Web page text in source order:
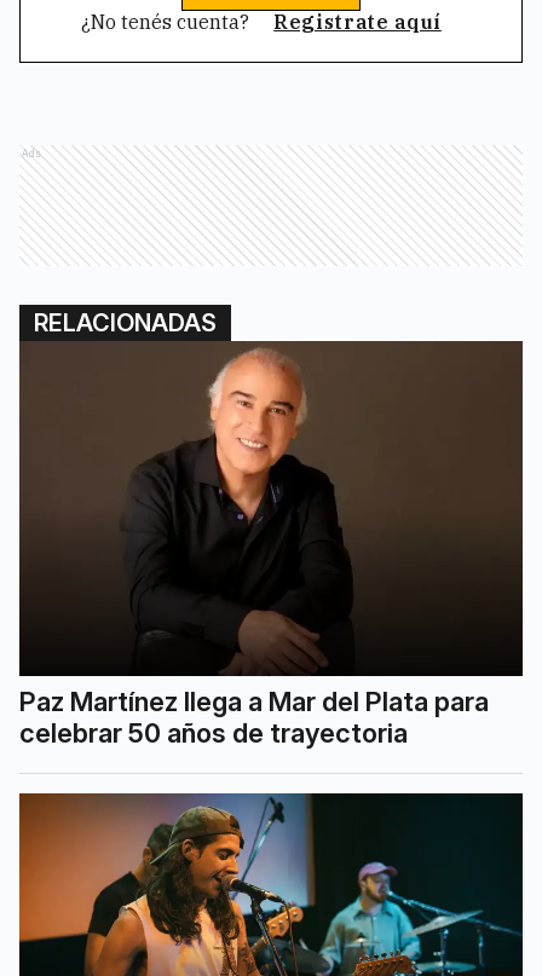
¿No tenés cuenta? Registrate aquí
Ads
RELACIONADAS
Paz Martínez llega a Mar del Plata para
celebrar 50 años de trayectoria